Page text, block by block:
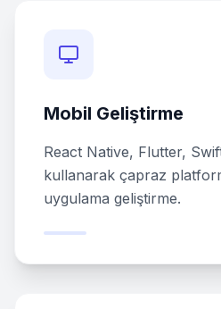
Mobil Geliştirme
React Native, Flutter,
kullanarak çapraz
uygulama geliştirme.